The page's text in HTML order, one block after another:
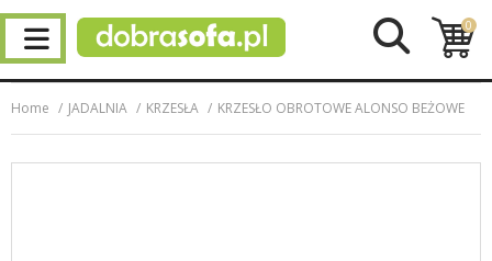
0
Home JADALNIA KRZESŁA KRZESŁO OBROTOWE ALONSO BEŻOWE